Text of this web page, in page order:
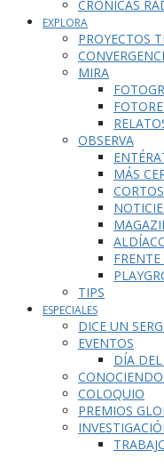
CRÓNICAS
EXPLORA
PROYECTOS
MIRA
OBSERVA
MÁS
TIPS
ESPECIALES
DICE UN
EVENTOS
DÍA
COLOQUIO
PREMIOS